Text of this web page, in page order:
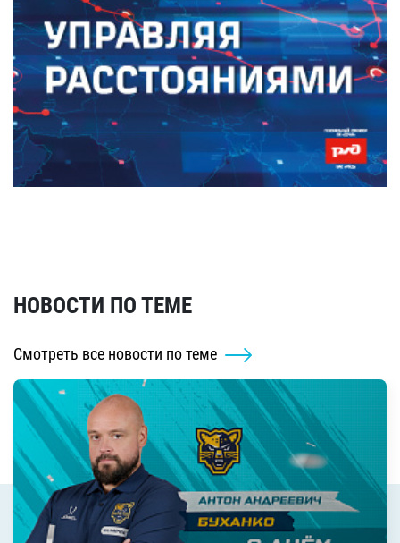
НОВОСТИ ПО ТЕМЕ
Смотреть все новости по теме